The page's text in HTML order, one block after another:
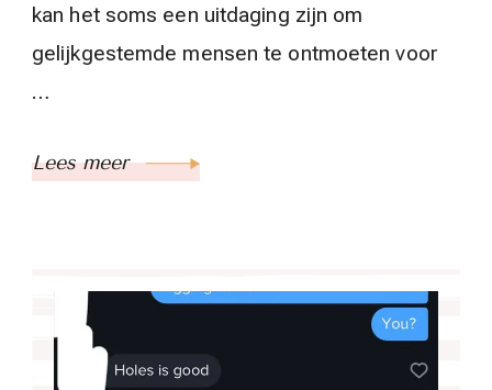
kan het soms een uitdaging zijn om
gelijkgestemde mensen te ontmoeten voor
…
Lees meer